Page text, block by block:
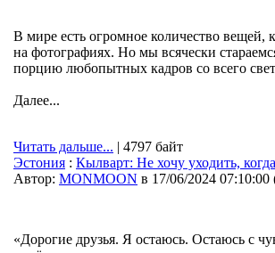
В мире есть огромное количество вещей,
на фотографиях. Но мы всячески
порцию любопытных кадров со всего
Далее...
Читать дальше... | 4797 байт
Эстония : Кылварт: Не хочу уходить,
Автор: MONMOON в 17/06/2024 07:10:00
«Дорогие друзья. Я остаюсь. Остаюсь с